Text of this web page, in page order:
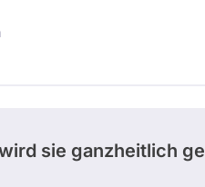
sie ganzheitlich